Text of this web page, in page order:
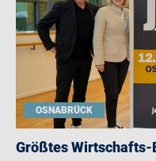
OSNABRÜCK
Größtes Wirtschafts-